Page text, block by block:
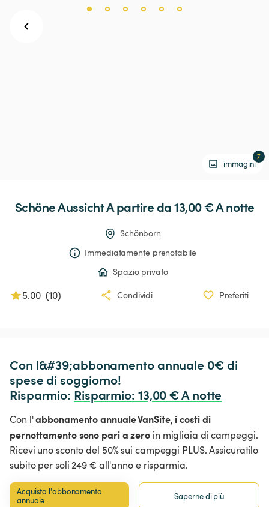
immagini
7
SchöneAussicht A partire da 13,00 € A notte
Schönborn
Immediatamente prenotabile
Spazio privato
5.00 (10) Condividi Preferiti
Con l&#39;abbonamento annuale 0€ di
spese di soggiorno!
Risparmio: Risparmio: 13,00 € A notte
Con l'abbonamento annuale VanSite, i costi di
pernottamento sono pari a zero in migliaia di campeggi.
Ricevi uno sconto del 50% sui campeggi PLUS. Assicuratilo
subito per soli 249 € all'anno e risparmia.
Acquista l'abbonamento
annuale
Saperne di più